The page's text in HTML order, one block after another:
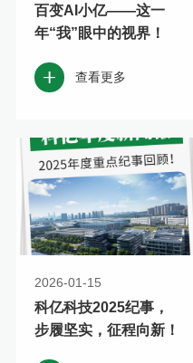
百变AI小亿——这一
年“我”眼中的视界！
查看更多
2026-01-15
科亿科技2025纪事，
步履坚实，征程向新！